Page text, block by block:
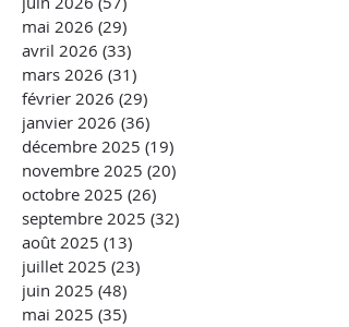
mai 2026 (29)
avril 2026 (33)
mars 2026 (31)
février 2026 (29)
janvier 2026 (36)
décembre 2025 (19)
novembre 2025 (20)
octobre 2025 (26)
septembre 2025 (32)
août 2025 (13)
juillet 2025 (23)
juin 2025 (48)
mai 2025 (35)